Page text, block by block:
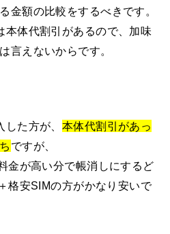
金額の比較をするべきです。
本体代割引があるので、加味
言えないからです。
た方が、 本体代割引があっ
ですが、
金が高い分で帳消しにするど
格安SIMの方がかなり安いで